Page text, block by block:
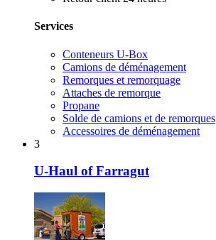
Services
Conteneurs U-Box
Camions de déménagement
Remorques et remorquage
Attaches de remorque
Propane
Solde de camions et de remorques
Accessoires de déménagement
3
U-Haul of Farragut